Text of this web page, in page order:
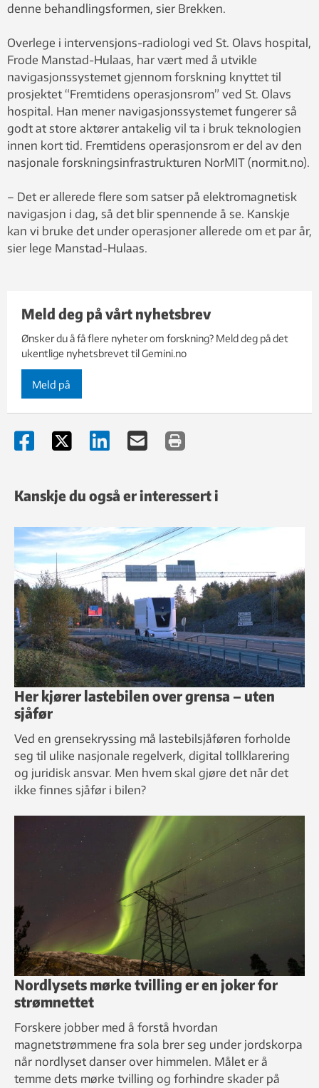
denne behandlingsformen, sier Brekken.
Overlege i intervensjons-radiologi ved St. Olavs hospital,
Frode Manstad-Hulaas, har vært med å utvikle
navigasjonssystemet gjennom forskning knyttet til
prosjektet “Fremtidens operasjonsrom” ved St. Olavs
hospital. Han mener navigasjonssystemet fungerer så
godt at store aktører antakelig vil ta i bruk teknologien
innen kort tid. Fremtidens operasjonsrom er del av den
nasjonale forskningsinfrastrukturen NorMIT (normit.no).
– Det er allerede flere som satser på elektromagnetisk
navigasjon i dag, så det blir spennende å se. Kanskje
kan vi bruke det under operasjoner allerede om et par år,
sier lege Manstad-Hulaas.
Meld deg på vårt nyhetsbrev
Ønsker du å få flere nyheter om forskning? Meld deg på det
ukentlige nyhetsbrevet til Gemini.no
Meld på
Kanskje du også er interessert i
Her kjører lastebilen over grensa – uten
sjåfør
Ved en grensekryssing må lastebilsjåføren forholde
seg til ulike nasjonale regelverk, digital tollklarering
og juridisk ansvar. Men hvem skal gjøre det når det
ikke finnes sjåfør i bilen?
Nordlysets mørke tvilling er en joker for
strømnettet
Forskere jobber med å forstå hvordan
magnetstrømmene fra sola brer seg under jordskorpa
når nordlyset danser over himmelen. Målet er å
temme dets mørke tvilling og forhindre skader på